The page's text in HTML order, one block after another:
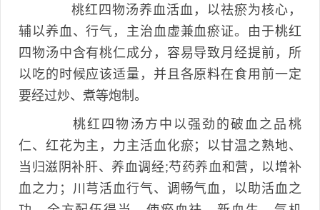
桃红四物汤养血活血，以祛瘀为核心，
辅以养血、行气，主治血虚兼血瘀证。由于桃红
四物汤中含有桃仁成分，容易导致月经提前，所
以吃的时候应该适量，并且各原料在食用前一定
要经过炒、煮等炮制。
桃红四物汤方中以强劲的破血之品桃
仁、红花为主，力主活血化瘀；以甘温之熟地、
当归滋阴补肝、养血调经;芍药养血和营，以增补
血之力；川芎活血行气、调畅气血，以助活血之